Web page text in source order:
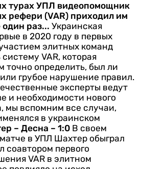
турах УПЛ видеопомощник
рефери (VAR) приходил им
раз... Украинская
в 2020 году в первых
элитных команд
VAR, которая
точно определить, был ли
грубое нарушение правил.
эксперты ведут
и необходимости нового
мы вспомним все случаи,
в украинском
– Десна – 1:0 В своем
в УПЛ Шахтер обыграл
соавтором первого
VAR в элитном